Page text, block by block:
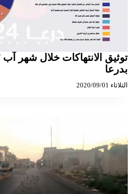
بدرعا
الثلاثاء 2020/09/01